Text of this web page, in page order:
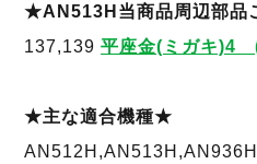
★AN513H当商品周辺部品
137,139平座金(ミガキ)4
★主な適合機種★